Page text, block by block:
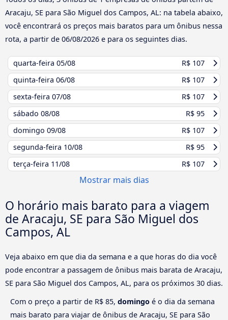
Aracaju, SE para São Miguel dos Campos, AL: na tabela abaixo,
você encontrará os preços mais baratos para um ônibus nessa
rota, a partir de 06/08/2026 e para os seguintes dias.
quarta-feira 05/08
R$ 107
quinta-feira 06/08
R$ 107
sexta-feira 07/08
R$ 107
sábado 08/08
R$ 95
domingo 09/08
R$ 107
segunda-feira 10/08
R$ 95
terça-feira 11/08 R$ 107
Mostrar mais dias
O horário mais barato para a viagem
de Aracaju, SE para São Miguel dos
Campos, AL
Veja abaixo em que dia da semana e a que horas do dia você
pode encontrar a passagem de ônibus mais barata de Aracaju,
SE para São Miguel dos Campos, AL, para os próximos 30 dias.
Com o preço a partir de R$ 85, domingo é o dia da semana
mais barato para viajar de ônibus de Aracaju, SE para São